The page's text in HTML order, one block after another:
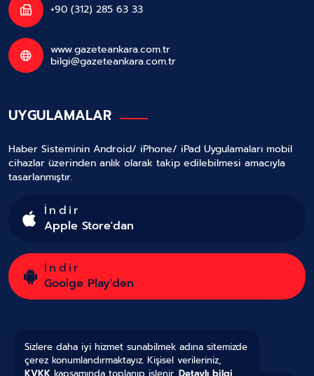
+90 (312) 285 63 33
www.gazeteankara.com.tr
bilgi@gazeteankara.com.tr
UYGULAMALAR
Haber Sisteminin Android/ iPhone/ iPad Uygulamaları mobil
cihazlar üzerinden anlık olarak takip edilebilmesi amacıyla
tasarlanmıştır.
İndir
Apple Store'dan
İndir
Goolge Play'den
Sizlere daha iyi hizmet sunabilmek adına sitemizde
çerez konumlandırmaktayız. Kişisel verileriniz,